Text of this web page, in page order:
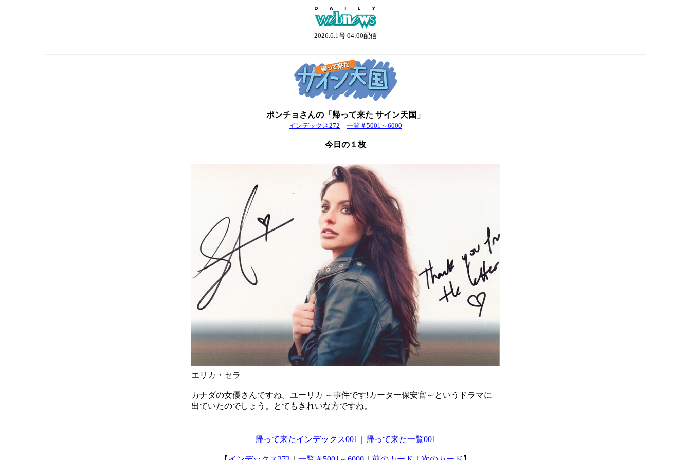
2026.6.1号 04:00配信
ポンチョさんの「帰って来た サイン天国」
インデックス272 ｜ 一覧＃5001～6000
今日の１枚
エリカ・セラ
カナダの女優さんですね。ユーリカ ～事件です!カーター保安官～というドラマに
出ていたのでしょう。とてもきれいな方ですね。
帰って来たインデックス001 帰って来た一覧001